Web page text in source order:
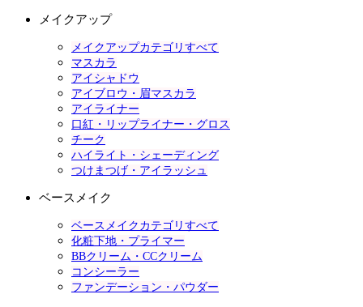
メイクアップ
メイクアップカテゴリすべて
マスカラ
アイシャドウ
アイブロウ・眉マスカラ
アイライナー
口紅・リップライナー・グロス
チーク
ハイライト・シェーディング
つけまつげ・アイラッシュ
ベースメイク
ベースメイクカテゴリすべて
化粧下地・プライマー
BBクリーム・CCクリーム
コンシーラー
ファンデーション・パウダー